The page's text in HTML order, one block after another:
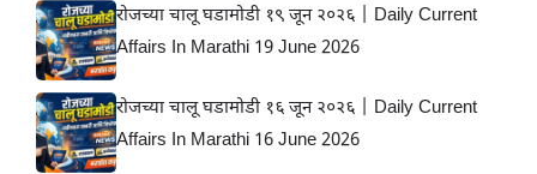
रोजच्या चालू घडामोडी १९ जून २०२६ | Daily Current
Affairs In Marathi 19 June 2026
रोजच्या चालू घडामोडी १६ जून २०२६ | Daily Current
Affairs In Marathi 16 June 2026